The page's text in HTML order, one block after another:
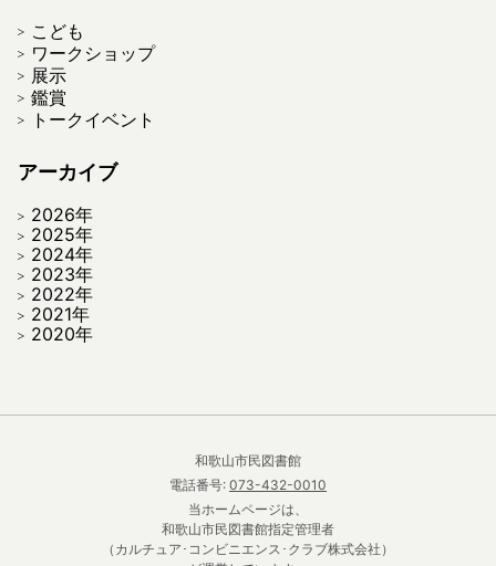
こども
ワークショップ
展示
鑑賞
トークイベント
アーカイブ
2026年
2025年
2024年
2023年
2022年
2021年
2020年
和歌山市民図書館
電話番号: 073-432-0010
当ホームページは、
和歌山市民図書館指定管理者
（カルチュア･コンビニエンス･クラブ株式会社）